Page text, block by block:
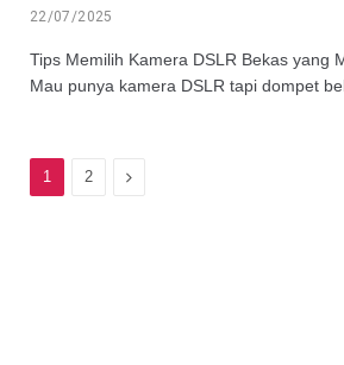
22/07/2025
Tips Memilih Kamera DSLR Bekas yang
Mau punya kamera DSLR tapi dompet
1 2 Next